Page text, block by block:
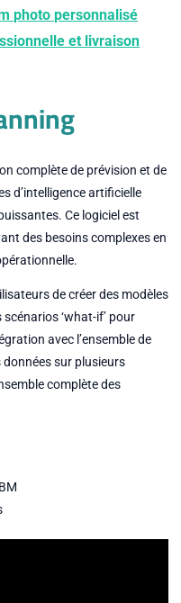
photo personnalisé
et livraison
complète de prévision et de
d’intelligence artificielle
Ce logiciel est
des besoins complexes en
de créer des modèles
‘what-if’ pour
avec l’ensemble de
données sur plusieurs
complète des